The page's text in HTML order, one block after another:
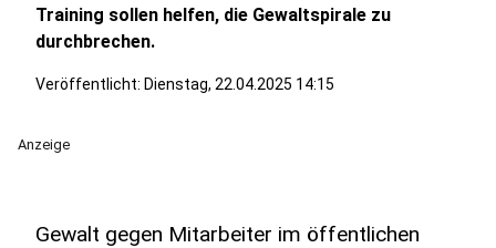
Training sollen helfen, die Gewaltspirale zu
durchbrechen.
Veröffentlicht: Dienstag, 22.04.2025 14:15
Anzeige
Gewalt gegen Mitarbeiter im öffentlichen